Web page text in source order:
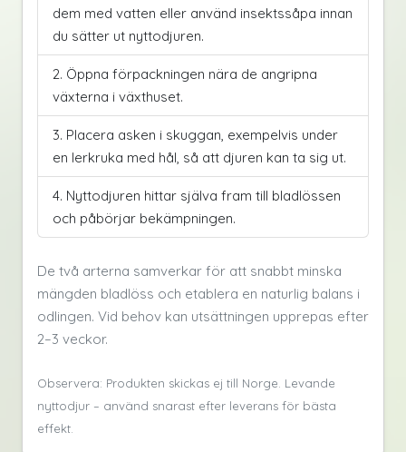
dem med vatten eller använd insektssåpa innan
du sätter ut nyttodjuren.
Öppna förpackningen nära de angripna
växterna i växthuset.
Placera asken i skuggan, exempelvis under
en lerkruka med hål, så att djuren kan ta sig ut.
Nyttodjuren hittar själva fram till bladlössen
och påbörjar bekämpningen.
De två arterna samverkar för att snabbt minska
mängden bladlöss och etablera en naturlig balans i
odlingen. Vid behov kan utsättningen upprepas efter
2–3 veckor.
Observera: Produkten skickas ej till Norge. Levande
nyttodjur – använd snarast efter leverans för bästa
effekt.